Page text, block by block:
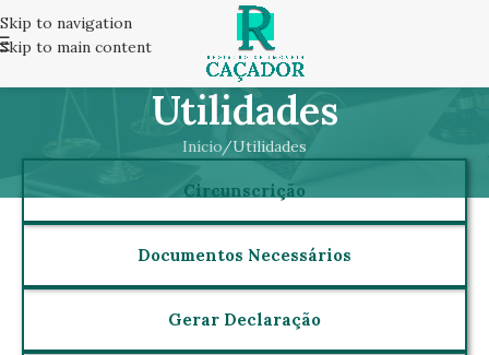
Skip to navigation
Skip to main content
Utilidades
Início Utilidades
Circunscrição
Documentos Necessários
Gerar Declaração